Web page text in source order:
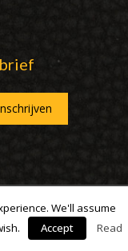
rechten We'll assume
Accept
Read